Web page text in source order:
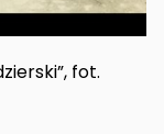
fot.